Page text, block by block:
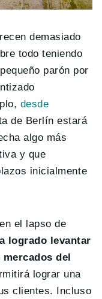
demasiado
todo teniendo
parón por
desde
de Berlín estará
algo más
y que
inicialmente
el lapso de
logrado levantar
del
lograr una
clientes. Incluso